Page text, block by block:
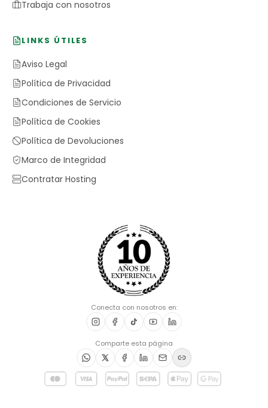
Trabaja con nosotros
LINKS ÚTILES
Aviso Legal
Política de Privacidad
Condiciones de Servicio
Política de Cookies
Política de Devoluciones
Marco de Integridad
Contratar Hosting
Conecta con nosotros en:
Comparte esta página